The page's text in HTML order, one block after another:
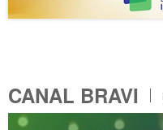
CANAL BRAVI